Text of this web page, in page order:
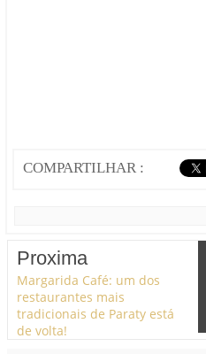
COMPARTILHAR :
Proxima
Margarida Café: um dos
restaurantes mais
tradicionais de Paraty está
de volta!